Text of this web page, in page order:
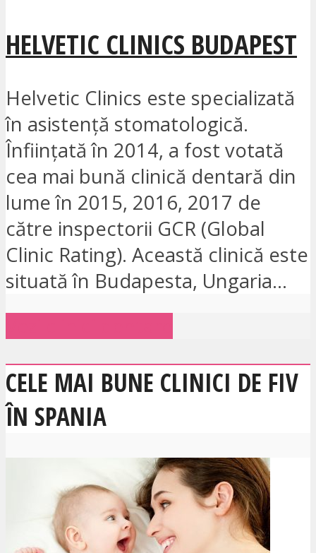
HELVETIC CLINICS BUDAPEST
Helvetic Clinics este specializată
în asistență stomatologică.
Înființată în 2014, a fost votată
cea mai bună clinică dentară din
lume în 2015, 2016, 2017 de
către inspectorii GCR (Global
Clinic Rating). Această clinică este
situată în Budapesta, Ungaria...
CELE MAI BUNE CLINICI DE FIV
ÎN SPANIA